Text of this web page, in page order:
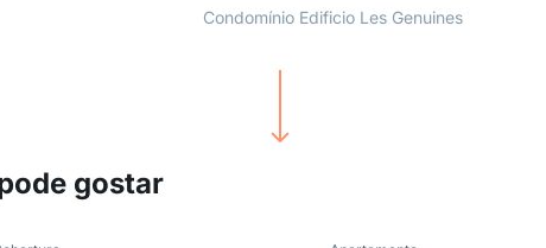
Condomínio Edificio Les Genuines
gostar